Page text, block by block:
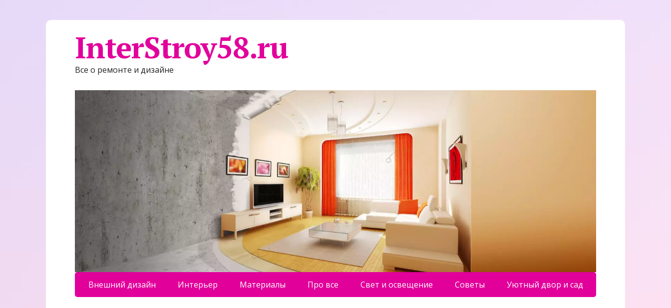
InterStroy58.ru
Все о ремонте и дизайне
Внешний дизайн Интерьер Материалы Про все Свет и освещение Советы Уютный двор и сад